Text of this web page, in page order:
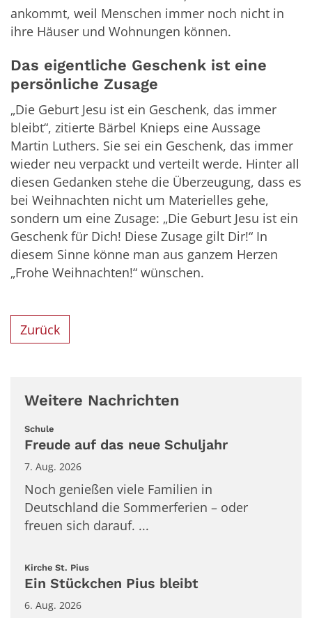
ankommt, weil Menschen immer noch nicht in
ihre Häuser und Wohnungen können.
Das eigentliche Geschenk ist eine
persönliche Zusage
„Die Geburt Jesu ist ein Geschenk, das immer
bleibt“, zitierte Bärbel Knieps eine Aussage
Martin Luthers. Sie sei ein Geschenk, das immer
wieder neu verpackt und verteilt werde. Hinter all
diesen Gedanken stehe die Überzeugung, dass es
bei Weihnachten nicht um Materielles gehe,
sondern um eine Zusage: „Die Geburt Jesu ist ein
Geschenk für Dich! Diese Zusage gilt Dir!“ In
diesem Sinne könne man aus ganzem Herzen
„Frohe Weihnachten!“ wünschen.
Zurück
Weitere Nachrichten
Schule:
Freude auf das neue Schuljahr
7. Aug. 2026
Noch genießen viele Familien in
Deutschland die Sommerferien – oder
freuen sich darauf. ...
Kirche St. Pius:
Ein Stückchen Pius bleibt
6. Aug. 2026